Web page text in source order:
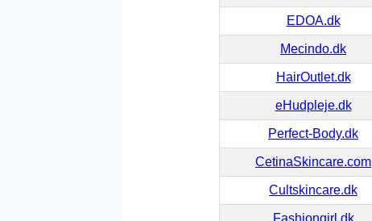
EDOA.dk
Mecindo.dk
HairOutlet.dk
eHudpleje.dk
Perfect-Body.dk
CetinaSkincare.com
Cultskincare.dk
Fashiongirl.dk